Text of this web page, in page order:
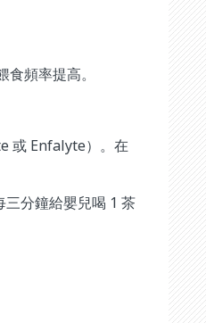
頻率提高。
或 Enfalyte）。在
分鐘給嬰兒喝 1 茶